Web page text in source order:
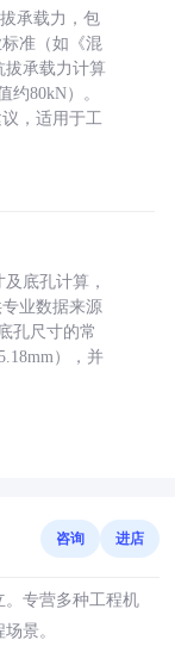
承载力，包
准（如《混
拔承载力计算
约80kN）。
，适用于工
底孔计算，
业数据来源
孔尺寸的常
），并
咨询 进店
。专营多种工程机
景。